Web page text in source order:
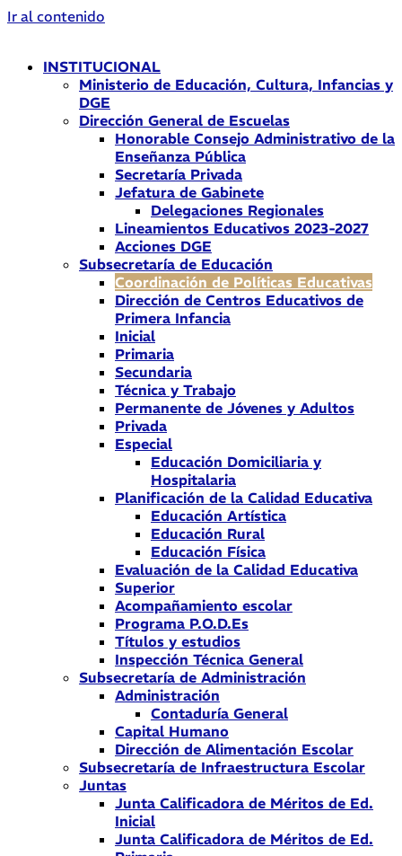
Ir al contenido
INSTITUCIONAL
Ministerio de Educación, Cultura, Infancias y
DGE
Dirección General de Escuelas
Honorable Consejo Administrativo de la
Enseñanza Pública
Secretaría Privada
Jefatura de Gabinete
Delegaciones Regionales
Lineamientos Educativos 2023-2027
Acciones DGE
Subsecretaría de Educación
Coordinación de Políticas Educativas
Dirección de Centros Educativos de
Primera Infancia
Inicial
Primaria
Secundaria
Técnica y Trabajo
Permanente de Jóvenes y Adultos
Privada
Especial
Educación Domiciliaria y
Hospitalaria
Planificación de la Calidad Educativa
Educación Artística
Educación Rural
Educación Física
Evaluación de la Calidad Educativa
Superior
Acompañamiento escolar
Programa P.O.D.Es
Títulos y estudios
Inspección Técnica General
Subsecretaría de Administración
Administración
Contaduría General
Capital Humano
Dirección de Alimentación Escolar
Subsecretaría de Infraestructura Escolar
Juntas
Junta Calificadora de Méritos de Ed.
Inicial
Junta Calificadora de Méritos de Ed.